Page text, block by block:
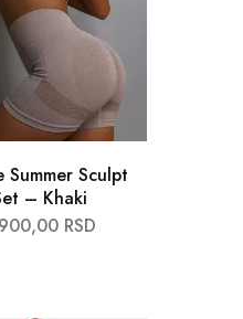
Summer Sculpt
– Khaki
RSD